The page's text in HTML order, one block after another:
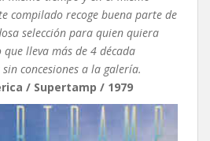
compilado recoge buena parte de
selección para quien quiera
lleva más de 4 década
concesiones a la galería.
/ Supertamp / 1979